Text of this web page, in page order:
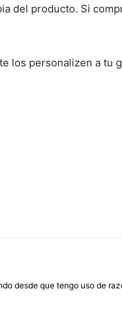
del producto. Si
los personalizen a tu
desde que tengo uso de